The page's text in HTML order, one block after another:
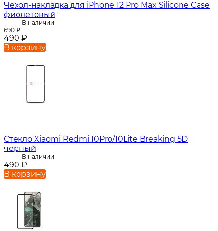
Чехол-накладка для iPhone 12 Pro Max Silicone Case
фиолетовый
В наличии
690 ₽
490 ₽
В корзину
Стекло Xiaomi Redmi 10Pro/10Lite Breaking 5D
черный
В наличии
490 ₽
В корзину